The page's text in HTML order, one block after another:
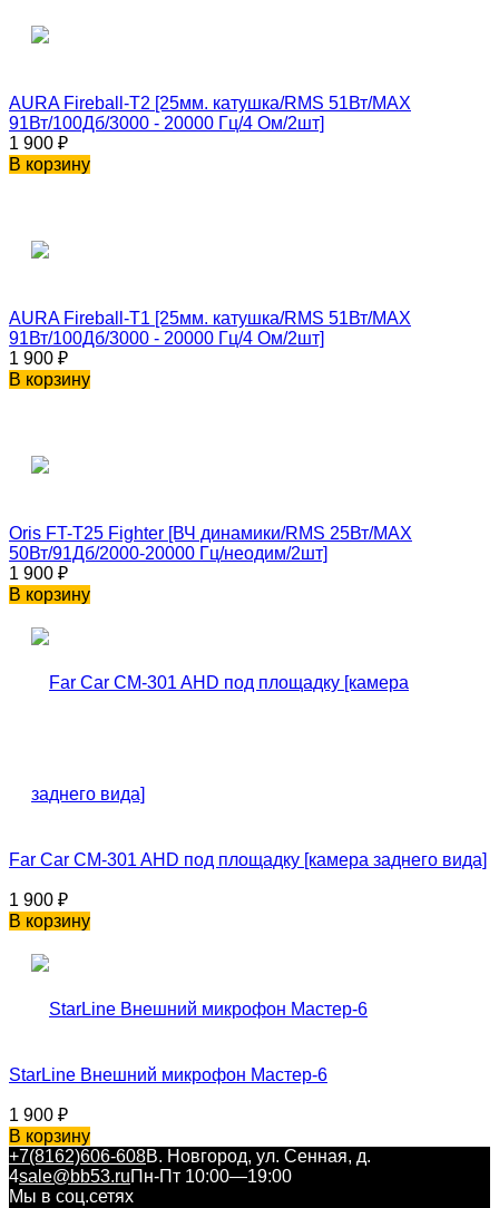
AURA Fireball-T2 [25мм. катушка/RMS 51Вт/MAX
91Вт/100Дб/3000 - 20000 Гц/4 Ом/2шт]
1 900 ₽
В корзину
AURA Fireball-T1 [25мм. катушка/RMS 51Вт/MAX
91Вт/100Дб/3000 - 20000 Гц/4 Ом/2шт]
1 900 ₽
В корзину
Oris FT-T25 Fighter [ВЧ динамики/RMS 25Вт/MAX
50Вт/91Дб/2000-20000 Гц/неодим/2шт]
1 900 ₽
В корзину
Far Car CM-301 AHD под площадку [камера заднего вида]
1 900 ₽
В корзину
StarLine Внешний микрофон Мастер-6
1 900 ₽
В корзину
+7(8162)606-608В. Новгород, ул. Сенная, д.
4sale@bb53.ruПн-Пт 10:00—19:00
Мы в соц.сетях